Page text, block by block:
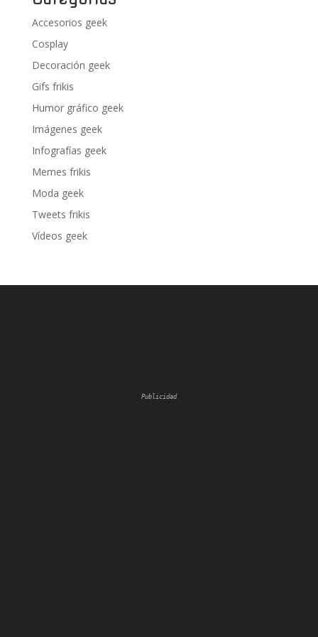
Accesorios geek
Cosplay
Decoración geek
Gifs frikis
Humor gráfico geek
Imágenes geek
Infografías geek
Memes frikis
Moda geek
Tweets frikis
Vídeos geek
Publicidad